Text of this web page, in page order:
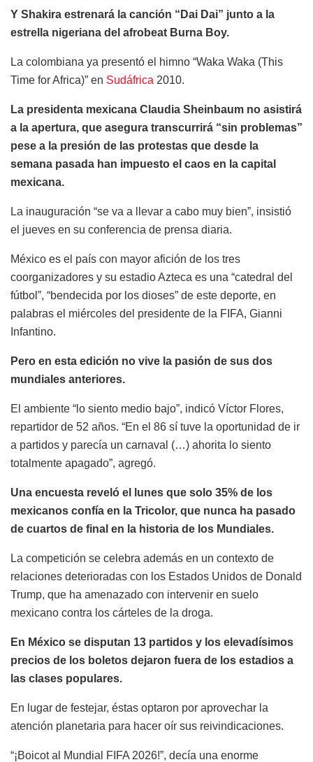
Y Shakira estrenará la canción “Dai Dai” junto a la
estrella nigeriana del afrobeat Burna Boy.
La colombiana ya presentó el himno “Waka Waka (This
Time for Africa)” en Sudáfrica 2010.
La presidenta mexicana Claudia Sheinbaum no asistirá
a la apertura, que asegura transcurrirá “sin problemas”
pese a la presión de las protestas que desde la
semana pasada han impuesto el caos en la capital
mexicana.
La inauguración “se va a llevar a cabo muy bien”, insistió
el jueves en su conferencia de prensa diaria.
México es el país con mayor afición de los tres
coorganizadores y su estadio Azteca es una “catedral del
fútbol”, “bendecida por los dioses” de este deporte, en
palabras el miércoles del presidente de la FIFA, Gianni
Infantino.
Pero en esta edición no vive la pasión de sus dos
mundiales anteriores.
El ambiente “lo siento medio bajo”, indicó Víctor Flores,
repartidor de 52 años. “En el 86 sí tuve la oportunidad de ir
a partidos y parecía un carnaval (…) ahorita lo siento
totalmente apagado”, agregó.
Una encuesta reveló el lunes que solo 35% de los
mexicanos confía en la Tricolor, que nunca ha pasado
de cuartos de final en la historia de los Mundiales.
La competición se celebra además en un contexto de
relaciones deterioradas con los Estados Unidos de Donald
Trump, que ha amenazado con intervenir en suelo
mexicano contra los cárteles de la droga.
En México se disputan 13 partidos y los elevadísimos
precios de los boletos dejaron fuera de los estadios a
las clases populares.
En lugar de festejar, éstas optaron por aprovechar la
atención planetaria para hacer oír sus reivindicaciones.
“¡Boicot al Mundial FIFA 2026!”, decía una enorme